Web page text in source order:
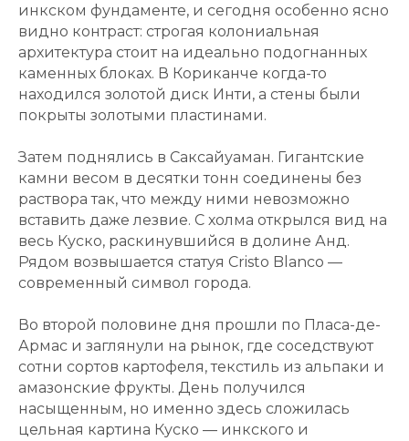
инкском фундаменте, и сегодня особенно ясно
видно контраст: строгая колониальная
архитектура стоит на идеально подогнанных
каменных блоках. В Кориканче когда-то
находился золотой диск Инти, а стены были
покрыты золотыми пластинами.
Затем поднялись в Саксайуаман. Гигантские
камни весом в десятки тонн соединены без
раствора так, что между ними невозможно
вставить даже лезвие. С холма открылся вид на
весь Куско, раскинувшийся в долине Анд.
Рядом возвышается статуя Cristo Blanco —
современный символ города.
Во второй половине дня прошли по Пласа-де-
Армас и заглянули на рынок, где соседствуют
сотни сортов картофеля, текстиль из альпаки и
амазонские фрукты. День получился
насыщенным, но именно здесь сложилась
цельная картина Куско — инкского и